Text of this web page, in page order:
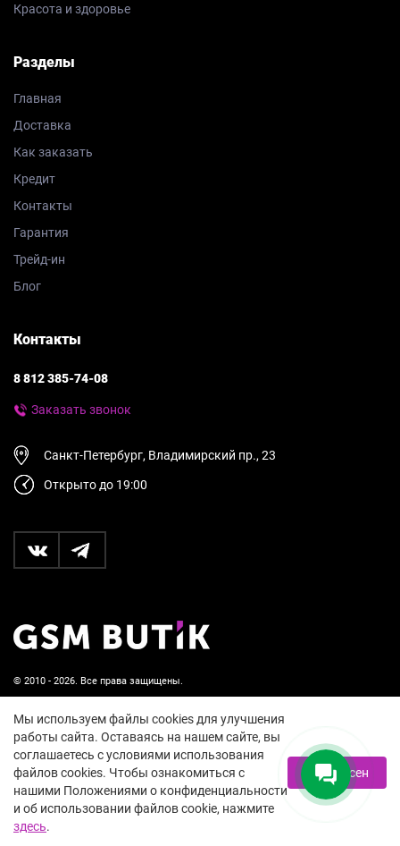
© 2010 - 2026. Все права защищены.
Пользовательское соглашение и политика
конфиденциальности
18+
Красота и здоровье
Разделы
Главная
Доставка
Как заказать
Кредит
Контакты
Гарантия
Трейд-ин
Блог
Контакты
8 812 385-74-08
Заказать звонок
Санкт-Петербург, Владимирский пр., 23
Открыто до 19:00
Мы используем файлы cookies для улучшения
работы сайта. Оставаясь на нашем сайте, вы
соглашаетесь с условиями использования
файлов cookies. Чтобы ознакомиться с
нашими Положениями о конфиденциальности
и об использовании файлов cookie, нажмите
здесь.
Я согласен